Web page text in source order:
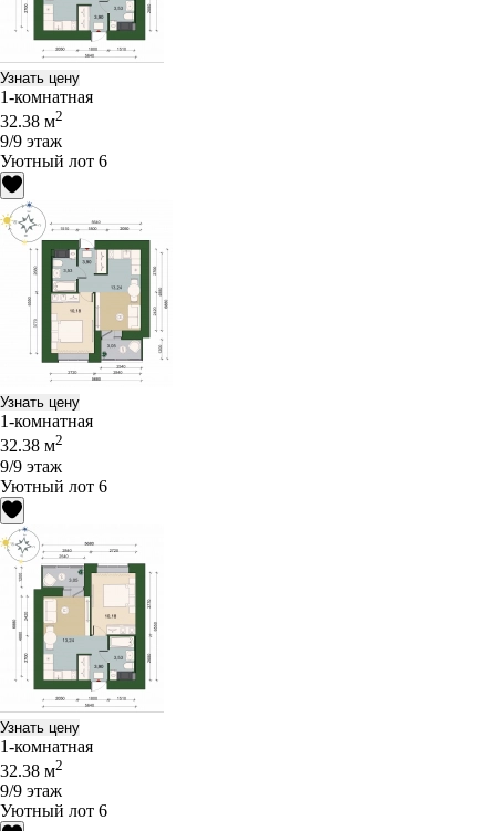
Узнать цену
1-комнатная
32.38 м2
9/9 этаж
Уютный лот 6
Узнать цену
1-комнатная
32.38 м2
9/9 этаж
Уютный лот 6
Узнать цену
1-комнатная
32.38 м2
9/9 этаж
Уютный лот 6